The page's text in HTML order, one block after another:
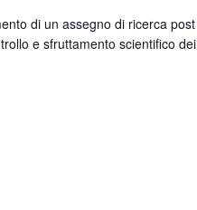
di un assegno di ricerca post
e sfruttamento scientifico dei